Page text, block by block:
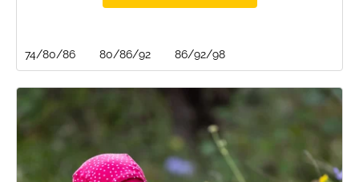
74/80/86 80/86/92 86/92/98